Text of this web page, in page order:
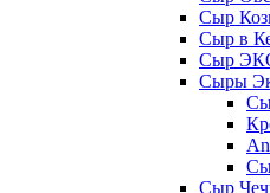
Сыр
Сыр в
Сыр
Сыры
Сыр